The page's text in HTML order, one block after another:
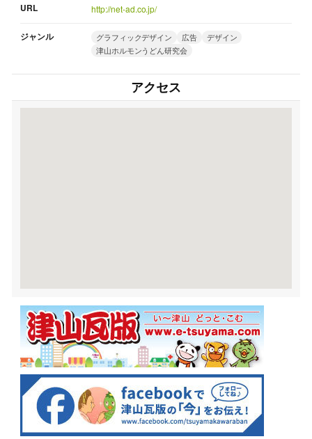
URL http://net-ad.co.jp/
ジャンル グラフィックデザイン 広告
デザイン
津山ホルモンうどん研究会
アクセス